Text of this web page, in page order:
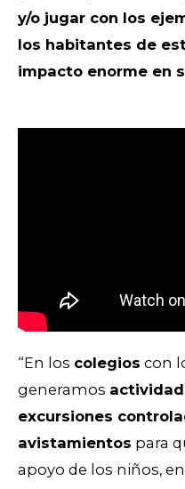
y/o jugar con los
los habitantes de
impacto enorme en
“En los colegios con
generamos
excursiones
avistamientos para
apoyo de los niños,